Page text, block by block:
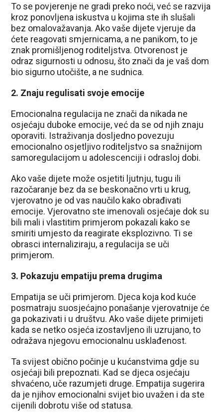
To se povjerenje ne gradi preko noći, već se razvija
kroz ponovljena iskustva u kojima ste ih slušali
bez omalovažavanja. Ako vaše dijete vjeruje da
ćete reagovati smjernicama, a ne panikom, to je
znak promišljenog roditeljstva. Otvorenost je
odraz sigurnosti u odnosu, što znači da je vaš dom
bio sigurno utočište, a ne sudnica.
2. Znaju regulisati svoje emocije
Emocionalna regulacija ne znači da nikada ne
osjećaju duboke emocije, već da se od njih znaju
oporaviti. Istraživanja dosljedno povezuju
emocionalno osjetljivo roditeljstvo sa snažnijom
samoregulacijom u adolescenciji i odrasloj dobi.
Ako vaše dijete može osjetiti ljutnju, tugu ili
razočaranje bez da se beskonačno vrti u krug,
vjerovatno je od vas naučilo kako obrađivati
emocije. Vjerovatno ste imenovali osjećaje dok su
bili mali i vlastitim primjerom pokazali kako se
smiriti umjesto da reagirate eksplozivno. Ti se
obrasci internaliziraju, a regulacija se uči
primjerom.
3. Pokazuju empatiju prema drugima
Empatija se uči primjerom. Djeca koja kod kuće
posmatraju suosjećajno ponašanje vjerovatnije će
ga pokazivati i u društvu. Ako vaše dijete primijeti
kada se netko osjeća izostavljeno ili uzrujano, to
odražava njegovu emocionalnu usklađenost.
Ta svijest obično počinje u kućanstvima gdje su
osjećaji bili prepoznati. Kad se djeca osjećaju
shvaćeno, uče razumjeti druge. Empatija sugerira
da je njihov emocionalni svijet bio uvažen i da ste
cijenili dobrotu više od statusa.